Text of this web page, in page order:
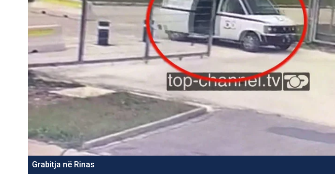
Grabitja në Rinas